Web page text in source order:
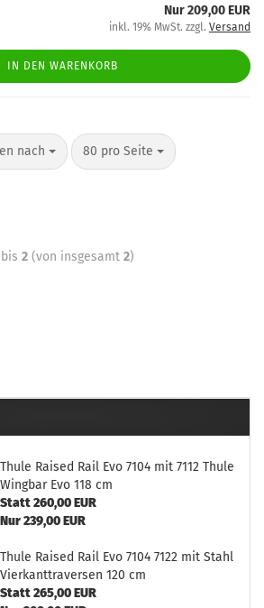
Nur 209,00 EUR
inkl. 19% MwSt. zzgl. Versand
IN DEN WARENKORB
nach 80 pro Seite
bis 2(von insgesamt 2)
Thule Raised Rail Evo 7104 mit 7112 Thule
Wingbar Evo 118 cm
Statt 260,00 EUR
Nur 239,00 EUR
Thule Raised Rail Evo 7104 7122 mit Stahl
Vierkanttraversen 120 cm
Statt 265,00 EUR